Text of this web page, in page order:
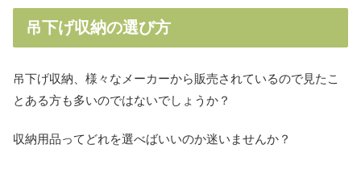
吊下げ収納の選び方
吊下げ収納、様々なメーカーから販売されているので見たこ
とある方も多いのではないでしょうか？
収納用品ってどれを選べばいいのか迷いませんか？